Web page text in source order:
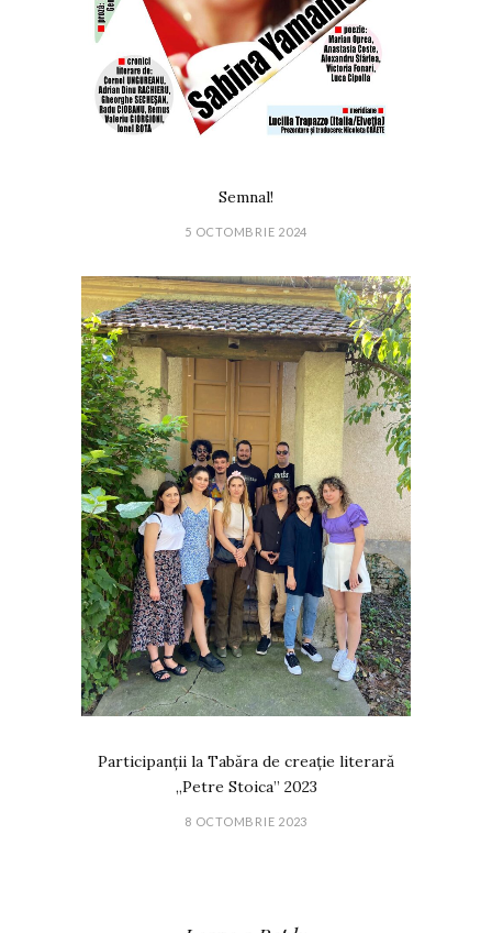
Semnal!
5 OCTOMBRIE 2024
Participanții la Tabăra de creație literară
„Petre Stoica” 2023
8 OCTOMBRIE 2023